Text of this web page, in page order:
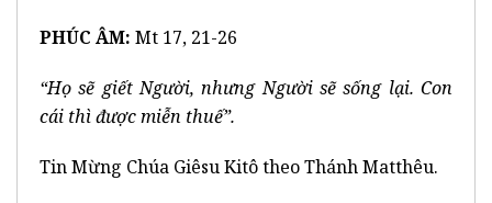
PHÚC ÂM: Mt 17, 21-26
“Họ sẽ giết Người, nhưng Người sẽ sống lại. Con
cái thì được miễn thuế”.
Tin Mừng Chúa Giêsu Kitô theo Thánh Matthêu.